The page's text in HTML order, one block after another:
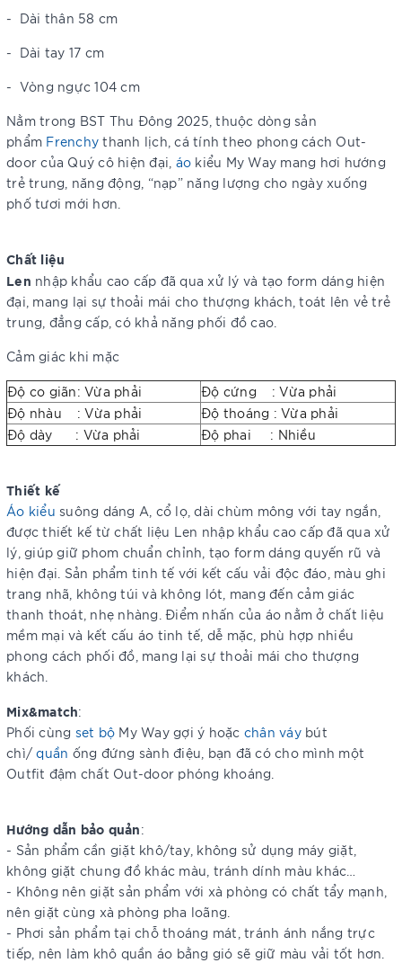
- Dài thân 58 cm
- Dài tay 17 cm
- Vòng ngực 104 cm
Nằm trong BST Thu Đông 2025, thuộc dòng sản
phẩm Frenchy thanh lịch, cá tính theo phong cách Out-
door của Quý cô hiện đại, áo kiểu My Way mang hơi hướng
trẻ trung, năng động, “nạp” năng lượng cho ngày xuống
phố tươi mới hơn.
Chất liệu
Len nhập khẩu cao cấp đã qua xử lý và tạo form dáng hiện
đại, mang lại sự thoải mái cho thượng khách, toát lên vẻ trẻ
trung, đẳng cấp, có khả năng phối đồ cao.
Cảm giác khi mặc
Độ co giãn: Vừa phải
Độ cứng : Vừa phải
Độ nhàu : Vừa phải
Độ thoáng : Vừa phải
Độ dày : Vừa phải
Độ phai : Nhiều
Thiết kế
Áo kiểu suông dáng A, cổ lọ, dài chùm mông với tay ngắn,
được thiết kế từ chất liệu Len nhập khẩu cao cấp đã qua xử
lý, giúp giữ phom chuẩn chỉnh, tạo form dáng quyến rũ và
hiện đại. Sản phẩm tinh tế với kết cấu vải độc đáo, màu ghi
trang nhã, không túi và không lót, mang đến cảm giác
thanh thoát, nhẹ nhàng. Điểm nhấn của áo nằm ở chất liệu
mềm mại và kết cấu áo tinh tế, dễ mặc, phù hợp nhiều
phong cách phối đồ, mang lại sự thoải mái cho thượng
khách.
Mix&match:
Phối cùng set bộ My Way gợi ý hoặc chân váybút
chì/quần ống đứng sành điệu, bạn đã có cho mình một
Outfit đậm chất Out-door phóng khoáng.
Hướng dẫn bảo quản:
- Sản phẩm cần giặt khô/tay, không sử dụng máy giặt,
không giặt chung đồ khác màu, tránh dính màu khác…
- Không nên giặt sản phẩm với xà phòng có chất tẩy mạnh,
nên giặt cùng xà phòng pha loãng.
- Phơi sản phẩm tại chỗ thoáng mát, tránh ánh nắng trực
tiếp, nên làm khô quần áo bằng gió sẽ giữ màu vải tốt hơn.